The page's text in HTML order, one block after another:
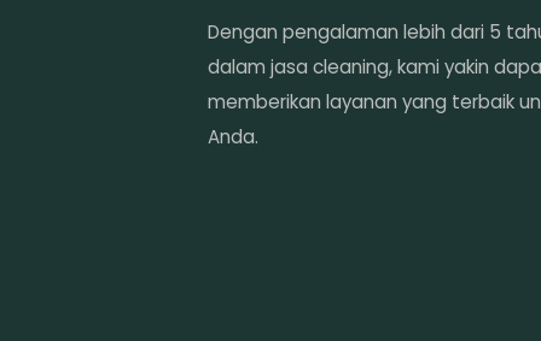
Dengan pengalaman lebih dari 5
dalam jasa cleaning, kami yakin
memberikan layanan yang terbaik
Anda.